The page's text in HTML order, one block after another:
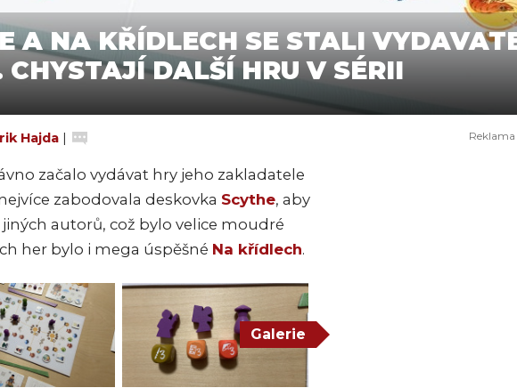
A NA KŘÍDLECH SE STALI
DALŠÍ HRU V SÉRII
Hajda |
začalo vydávat hry jeho zakladatele
zabodovala deskovka Scythe, aby
autorů, což bylo velice moudré
her bylo i mega úspěšné Na křídlech.
Galerie